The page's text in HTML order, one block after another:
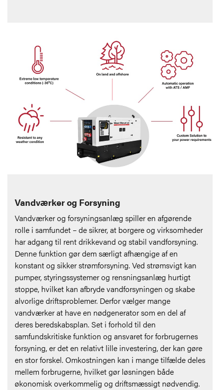
Vandværker og Forsyning
Vandværker og forsyningsanlæg spiller en afgørende
rolle i samfundet – de sikrer, at borgere og virksomheder
har adgang til rent drikkevand og stabil vandforsyning.
Denne funktion gør dem særligt afhængige af en
konstant og sikker strømforsyning. Ved strømsvigt kan
pumper, styringssystemer og rensningsanlæg hurtigt
stoppe, hvilket kan afbryde vandforsyningen og skabe
alvorlige driftsproblemer. Derfor vælger mange
vandværker at have en nødgenerator som en del af
deres beredskabsplan. Set i forhold til den
samfundskritiske funktion og ansvaret for forbrugernes
forsyning, er det en relativt lille investering, der kan gøre
en stor forskel. Omkostningen kan i mange tilfælde deles
mellem forbrugerne, hvilket gør løsningen både
økonomisk overkommelig og driftsmæssigt nødvendig.